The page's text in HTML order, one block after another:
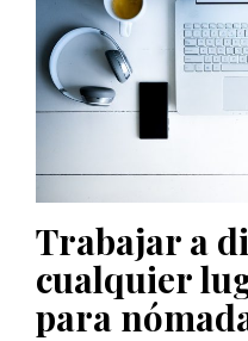
Trabajar a
cualquier
para